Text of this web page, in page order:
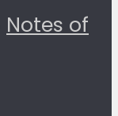
Notes of